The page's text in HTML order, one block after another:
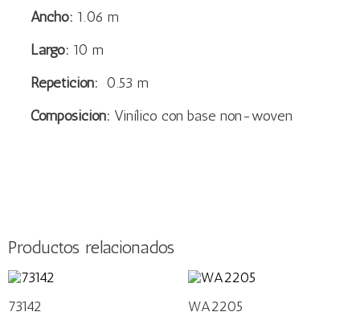
Ancho: 1.06 m
Largo: 10 m
Repetición: 0.53 m
Composición: Vinílico con base non-woven
Productos relacionados
73142 WA2205